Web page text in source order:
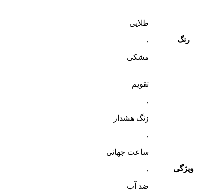
رنگ
طلایی
,
مشکی
ویژگی
تقویم
,
زنگ هشدار
,
ساعت جهانی
,
ضد آب